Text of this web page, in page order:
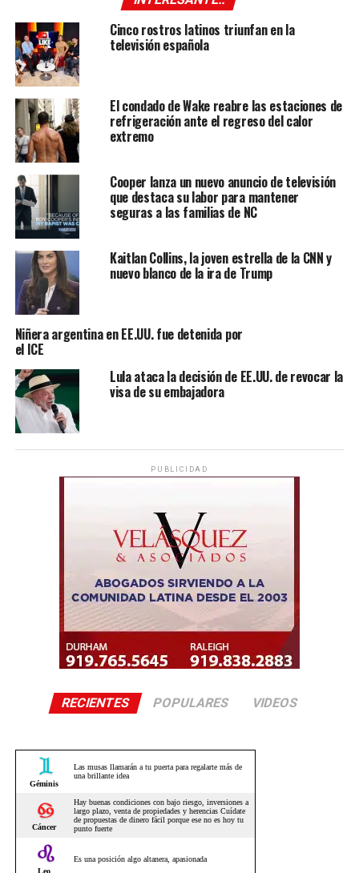
Cinco rostros latinos triunfan en la
televisión española
El condado de Wake reabre las estaciones de
refrigeración ante el regreso del calor
extremo
Cooper lanza un nuevo anuncio de televisión
que destaca su labor para mantener
seguras a las familias de NC
Kaitlan Collins, la joven estrella de la CNN y
nuevo blanco de la ira de Trump
Niñera argentina en EE.UU. fue detenida por
el ICE
Lula ataca la decisión de EE.UU. de revocar la
visa de su embajadora
PUBLICIDAD
RECIENTES POPULARES VIDEOS